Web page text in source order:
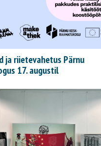
ja riietevahetus Pärnu
17. augustil